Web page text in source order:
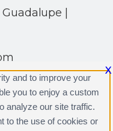
|
X
and to improve your
you to enjoy a custom
analyze our site traffic.
to the use of cookies or